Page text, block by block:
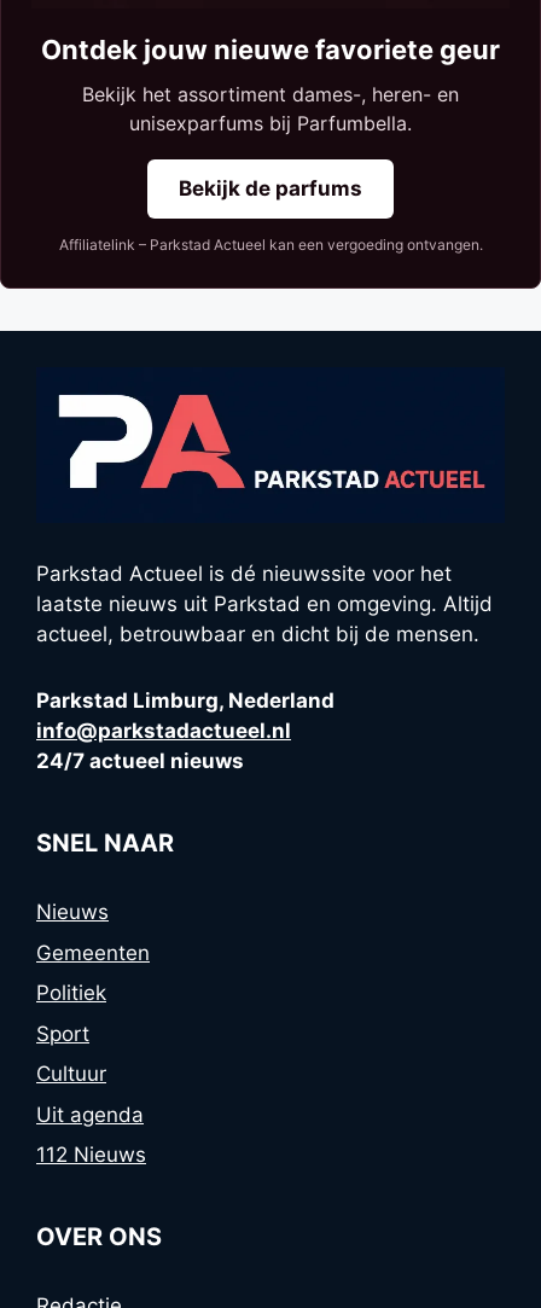
Ontdek jouw nieuwe favoriete geur
Bekijk het assortiment dames-, heren- en
unisexparfums bij Parfumbella.
Bekijk de parfums
Affiliatelink – Parkstad Actueel kan een vergoeding ontvangen.
Parkstad Actueel is dé nieuwssite voor het
laatste nieuws uit Parkstad en omgeving. Altijd
actueel, betrouwbaar en dicht bij de mensen.
Parkstad Limburg, Nederland
info@parkstadactueel.nl
24/7 actueel nieuws
SNEL NAAR
Nieuws
Gemeenten
Politiek
Sport
Cultuur
Uit agenda
112 Nieuws
OVER ONS